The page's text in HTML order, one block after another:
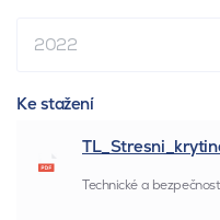
2022
Ke stažení
Technické a